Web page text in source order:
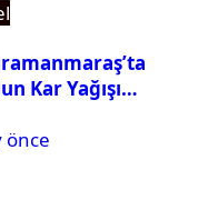
Kar Yağışı
önce